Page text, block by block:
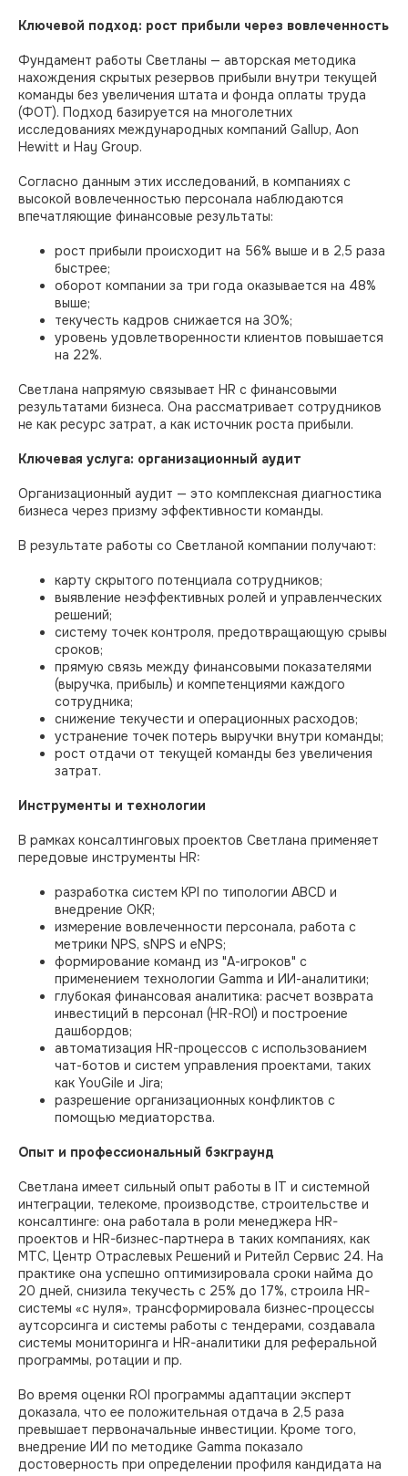
Ключевой подход: рост прибыли через вовлеченность
Фундамент работы Светланы — авторская методика
нахождения скрытых резервов прибыли внутри текущей
команды без увеличения штата и фонда оплаты труда
(ФОТ). Подход базируется на многолетних
исследованиях международных компаний Gallup, Aon
Hewitt и Hay Group.
Согласно данным этих исследований, в компаниях с
высокой вовлеченностью персонала наблюдаются
впечатляющие финансовые результаты:
рост прибыли происходит на 56% выше и в 2,5 раза
быстрее;
оборот компании за три года оказывается на 48%
выше;
текучесть кадров снижается на 30%;
уровень удовлетворенности клиентов повышается
на 22%.
Светлана напрямую связывает HR с финансовыми
результатами бизнеса. Она рассматривает сотрудников
не как ресурс затрат, а как источник роста прибыли.
Ключевая услуга: организационный аудит
Организационный аудит — это комплексная диагностика
бизнеса через призму эффективности команды.
В результате работы со Светланой компании получают:
карту скрытого потенциала сотрудников;
выявление неэффективных ролей и управленческих
решений;
систему точек контроля, предотвращающую срывы
сроков;
прямую связь между финансовыми показателями
(выручка, прибыль) и компетенциями каждого
сотрудника;
снижение текучести и операционных расходов;
устранение точек потерь выручки внутри команды;
рост отдачи от текущей команды без увеличения
затрат.
Инструменты и технологии
В рамках консалтинговых проектов Светлана применяет
передовые инструменты HR:
разработка систем KPI по типологии ABCD и
внедрение OKR;
измерение вовлеченности персонала, работа с
метрики NPS, sNPS и eNPS;
формирование команд из "А-игроков" с
применением технологии Gamma и ИИ-аналитики;
глубокая финансовая аналитика: расчет возврата
инвестиций в персонал (HR-ROI) и построение
дашбордов;
автоматизация HR-процессов с использованием
чат-ботов и систем управления проектами, таких
как YouGile и Jira;
разрешение организационных конфликтов с
помощью медиаторства.
Опыт и профессиональный бэкграунд
Светлана имеет сильный опыт работы в IT и системной
интеграции, телекоме, производстве, строительстве и
консалтинге: она работала в роли менеджера HR-
проектов и HR-бизнес-партнера в таких компаниях, как
МТС, Центр Отраслевых Решений и Ритейл Сервис 24. На
практике она успешно оптимизировала сроки найма до
20 дней, снизила текучесть с 25% до 17%, строила HR-
системы «с нуля», трансформировала бизнес-процессы
аутсорсинга и системы работы с тендерами, создавала
системы мониторинга и HR-аналитики для реферальной
программы, ротации и пр.
Во время оценки ROI программы адаптации эксперт
доказала, что ее положительная отдача в 2,5 раза
превышает первоначальные инвестиции. Кроме того,
внедрение ИИ по методике Gamma показало
достоверность при определении профиля кандидата на